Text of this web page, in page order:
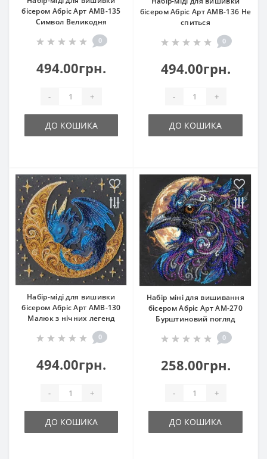
бісером Абріс Арт АМВ-135
Символ Великодня
0
494.00грн.
- +
ДО КОШИКА
бісером Абріс Арт АМВ-136 Не
спиться
0
494.00грн.
- +
ДО КОШИКА
Набір-міді для вишивки
бісером Абріс Арт АМВ-130
Малюк з нічних легенд
0
494.00грн.
- +
ДО КОШИКА
Набір міні для вишивання
бісером Абріс Арт АМ-270
Бурштиновий погляд
0
258.00грн.
- +
ДО КОШИКА